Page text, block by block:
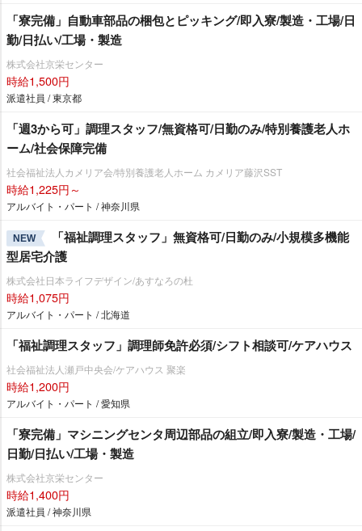
「寮完備」自動車部品の梱包とピッキング/即入寮/製造・工場/日
勤/日払い/工場・製造
株式会社京栄センター
時給1,500円
派遣社員 / 東京都
「週3から可」調理スタッフ/無資格可/日勤のみ/特別養護老人ホ
ーム/社会保障完備
社会福祉法人カメリア会/特別養護老人ホーム カメリア藤沢SST
時給1,225円～
アルバイト・パート / 神奈川県
NEW
「福祉調理スタッフ」無資格可/日勤のみ/小規模多機能
型居宅介護
株式会社日本ライフデザイン/あすなろの杜
時給1,075円
アルバイト・パート / 北海道
「福祉調理スタッフ」調理師免許必須/シフト相談可/ケアハウス
社会福祉法人瀬戸中央会/ケアハウス 聚楽
時給1,200円
アルバイト・パート / 愛知県
「寮完備」マシニングセンタ周辺部品の組立/即入寮/製造・工場/
日勤/日払い/工場・製造
株式会社京栄センター
時給1,400円
派遣社員 / 神奈川県